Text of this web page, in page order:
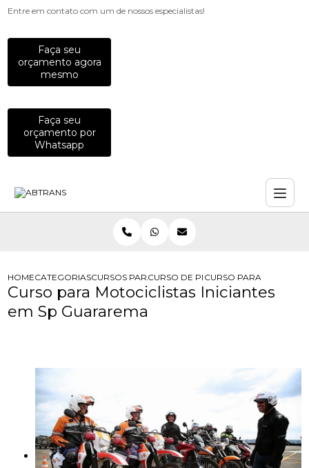
Entre em contato com um de nossos especialistas!
Faça seu
orçamento agora
mesmo
Faça seu
orçamento por
Whatsapp
HOMECATEGORIASCURSOS PARA MOTOCICLISTAS
CURSO DE PILOTAGEM DEFENSIVA
CURSO PARA
Curso para Motociclistas Iniciantes
em Sp Guararema